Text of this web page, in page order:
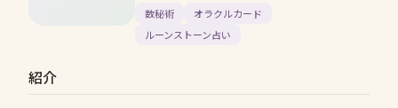
数秘術
オラクルカード
ルーンストーン占い
紹介